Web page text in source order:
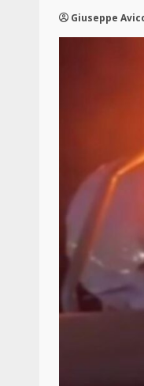
Giuseppe